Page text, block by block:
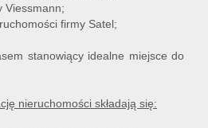
Viessmann;
firmy Satel;
stanowiący idealne miejsce do
nieruchomości składają się: